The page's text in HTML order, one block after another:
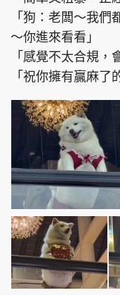
「狗：老闆～我
～你進來看看」
「感覺不太合規，
「祝你擁有贏麻了